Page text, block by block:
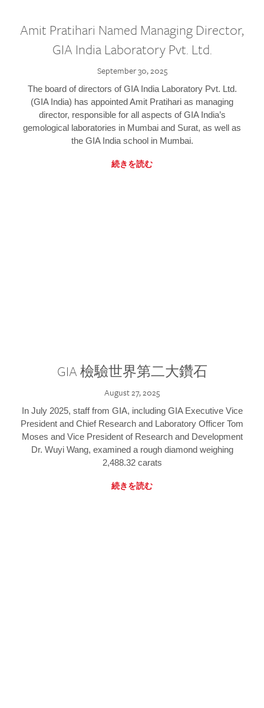
Amit Pratihari Named Managing Director,
GIA India Laboratory Pvt. Ltd.
September 30, 2025
The board of directors of GIA India Laboratory Pvt. Ltd.
(GIA India) has appointed Amit Pratihari as managing
director, responsible for all aspects of GIA India’s
gemological laboratories in Mumbai and Surat, as well as
the GIA India school in Mumbai.
続きを読む
GIA 檢驗世界第二大鑽石
August 27, 2025
In July 2025, staff from GIA, including GIA Executive Vice
President and Chief Research and Laboratory Officer Tom
Moses and Vice President of Research and Development
Dr. Wuyi Wang, examined a rough diamond weighing
2,488.32 carats
続きを読む